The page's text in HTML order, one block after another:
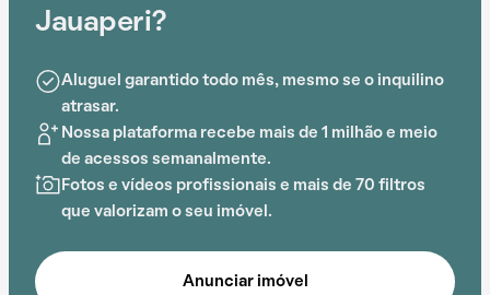
A proximidade com CONSA - Colégio Franciscano N.
Moema, DeRose Method Vila Nova Conceição, Iamspe
- Hospital do Servidor Público Estadual e Praça
Pereira Coutinho adiciona praticidade a essa
experiência.
Jauaperi?
Aluguel garantido todo mês, mesmo se o inquilino
atrasar.
Nossa plataforma recebe mais de 1 milhão e meio
de acessos semanalmente.
Fotos e vídeos profissionais e mais de 70 filtros
que valorizam o seu imóvel.
Anunciar imóvel